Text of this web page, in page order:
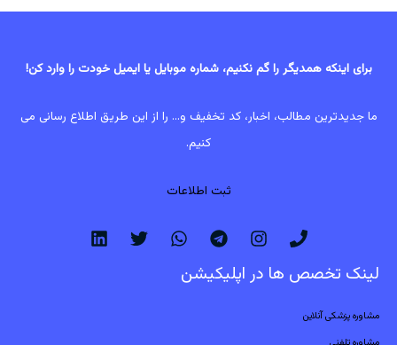
برای اینکه همدیگر را گم نکنیم، شماره موبایل یا ایمیل خودت را وارد کن!
ما جدیدترین مطالب، اخبار، کد تخفیف و... را از این طریق اطلاع رسانی می
کنیم.
ثبت اطلاعات
لینک تخصص ها در اپلیکیشن
مشاوره پزشکی آنلاین